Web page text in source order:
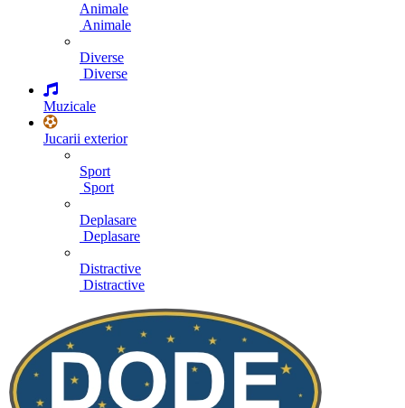
Animale
Animale
Diverse
Diverse
Muzicale
Jucarii exterior
Sport
Sport
Deplasare
Deplasare
Distractive
Distractive